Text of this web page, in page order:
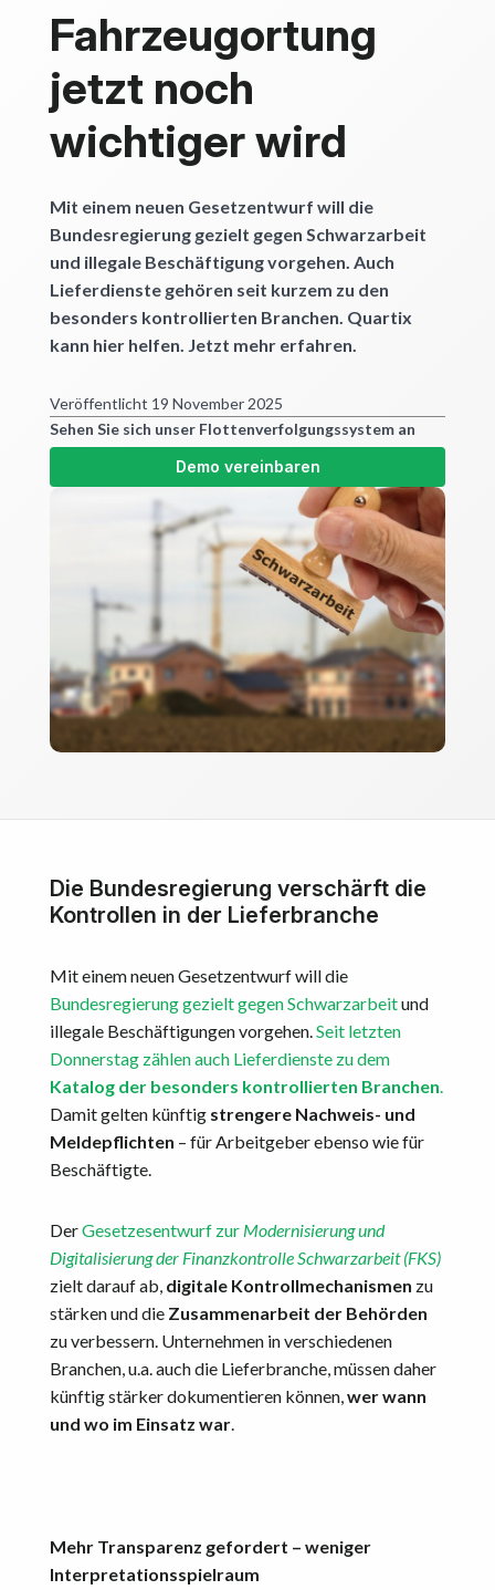
Fahrzeugortung
jetzt noch
wichtiger wird
Mit einem neuen Gesetzentwurf will die
Bundesregierung gezielt gegen Schwarzarbeit
und illegale Beschäftigung vorgehen. Auch
Lieferdienste gehören seit kurzem zu den
besonders kontrollierten Branchen. Quartix
kann hier helfen. Jetzt mehr erfahren.
Veröffentlicht 19 November 2025
Sehen Sie sich unser Flottenverfolgungssystem an
Demo vereinbaren
Die Bundesregierung verschärft die
Kontrollen in der Lieferbranche
Mit einem neuen Gesetzentwurf will die
Bundesregierung gezielt gegen Schwarzarbeitund
illegale Beschäftigungen vorgehen. Seit letzten
Donnerstag zählen auch Lieferdienste zu dem
Katalog der besonders kontrollierten Branchen
Damit gelten künftig strengere Nachweis- und
Meldepflichten – für Arbeitgeber ebenso wie für
Beschäftigte.
DerGesetzesentwurf zur Modernisierung und
Digitalisierung der Finanzkontrolle Schwarzarbeit (FKS)
zielt darauf ab, digitale Kontrollmechanismen zu
stärken und die Zusammenarbeit der Behörden
zu verbessern. Unternehmen in verschiedenen
Branchen, u.a. auch die Lieferbranche, müssen daher
künftig stärker dokumentieren können, wer wann
und wo im Einsatz war
Mehr Transparenz gefordert – weniger
Interpretationsspielraum